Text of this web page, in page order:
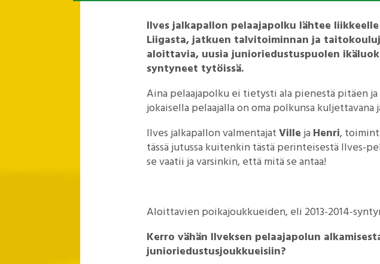
Ilves jalkapallon pelaajapolku lähtee
Liigasta, jatkuen talvitoiminnan ja
aloittavia, uusia junioriedustuspuolen
syntyneet tytöissä.
Aina pelaajapolku ei tietysti ala pienestä pitäen
jokaisella pelaajalla on oma polkunsa
Ilves jalkapallon valmentajatVillejaHenri,
tässä jutussa kuitenkin tästä perinteisestä Ilves-
se vaatii ja varsinkin, että mitä se antaa!
Aloittavien poikajoukkueiden, eli 2013-2014-
Kerro vähän Ilveksen pelaajapolun
junioriedustusjoukkueisiin?